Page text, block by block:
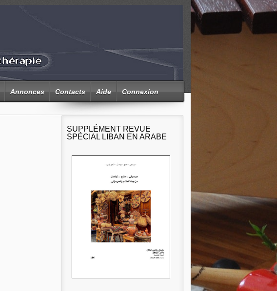
Annonces Contacts Aide Connexion
SUPPLÉMENT REVUE
SPÉCIAL LIBAN EN ARABE